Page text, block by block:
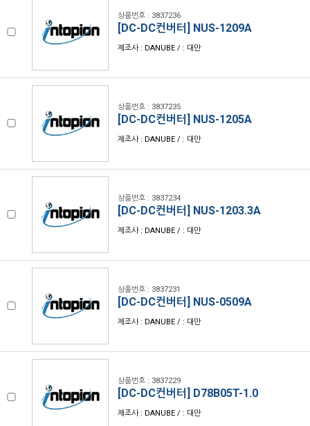
상품번호 : 3837236
[DC-DC컨버터] NUS-1209A
제조사 : DANUBE / : 대만
상품번호 : 3837235
[DC-DC컨버터] NUS-1205A
제조사 : DANUBE / : 대만
상품번호 : 3837234
[DC-DC컨버터] NUS-1203.3A
제조사 : DANUBE / : 대만
상품번호 : 3837231
[DC-DC컨버터] NUS-0509A
제조사 : DANUBE / : 대만
상품번호 : 3837229
[DC-DC컨버터] D78B05T-1.0
제조사 : DANUBE / : 대만